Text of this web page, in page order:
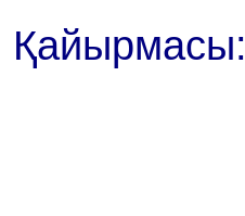
Қайырмасы: